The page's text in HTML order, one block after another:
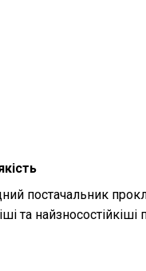
постачальник
та